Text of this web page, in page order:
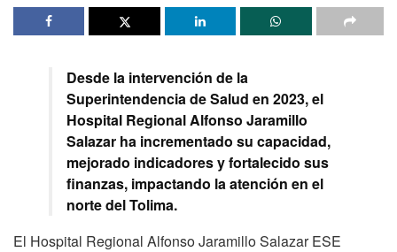
Desde la intervención de la
Superintendencia de Salud en 2023, el
Hospital Regional Alfonso Jaramillo
Salazar ha incrementado su capacidad,
mejorado indicadores y fortalecido sus
finanzas, impactando la atención en el
norte del Tolima.
El Hospital Regional Alfonso Jaramillo Salazar ESE